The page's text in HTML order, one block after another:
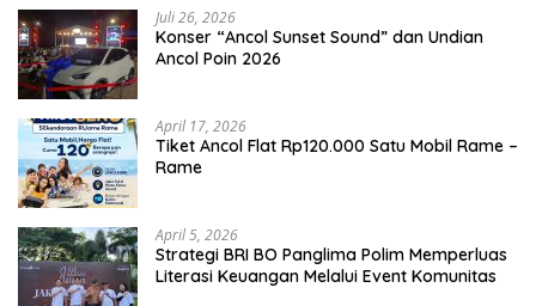
Juli 26, 2026
Konser “Ancol Sunset Sound” dan Undian
Ancol Poin 2026
April 17, 2026
Tiket Ancol Flat Rp120.000 Satu Mobil Rame –
Rame
April 5, 2026
​Strategi BRI BO Panglima Polim Memperluas
Literasi Keuangan Melalui Event Komunitas